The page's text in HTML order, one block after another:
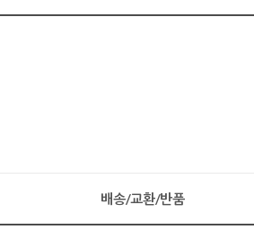
배송/교환/반품